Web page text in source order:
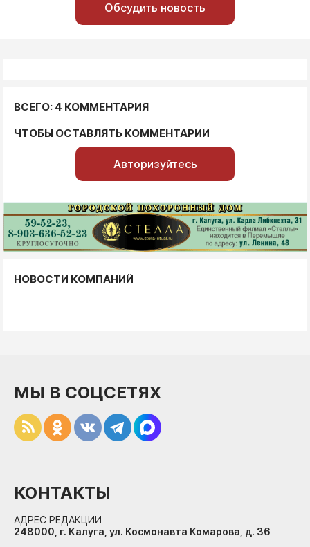
Обсудить новость
ВСЕГО: 4 КОММЕНТАРИЯ
ЧТОБЫ ОСТАВЛЯТЬ КОММЕНТАРИИ
Авторизуйтесь
НОВОСТИ КОМПАНИЙ
МЫ В СОЦСЕТЯХ
КОНТАКТЫ
АДРЕС РЕДАКЦИИ
248000, г. Калуга, ул. Космонавта Комарова, д. 36